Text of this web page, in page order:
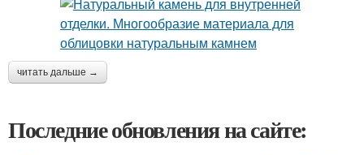
читать дальше →
Последние обновления на сайте: